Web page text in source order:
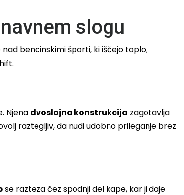
slogu
bencinskimi športi, ki iščejo toplo,
Njena dvoslojna konstrukcija zagotavlja
raztegljiv, da nudi udobno prileganje brez
se razteza čez spodnji del kape, kar ji daje